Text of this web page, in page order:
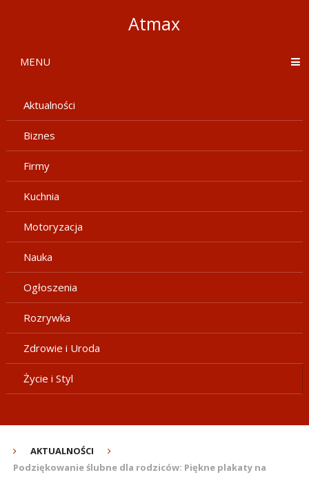
Atmax
MENU
Aktualności
Biznes
Firmy
Kuchnia
Motoryzacja
Nauka
Ogłoszenia
Rozrywka
Zdrowie i Uroda
Życie i Styl
AKTUALNOŚCI
Podziękowanie ślubne dla rodziców: Piękne plakaty na